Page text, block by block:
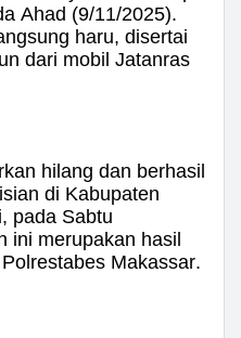
Ahad (9/11/2025).
haru, disertai
dari mobil Jatanras
hilang dan berhasil
di Kabupaten
pada Sabtu
ini merupakan hasil
Makassar.